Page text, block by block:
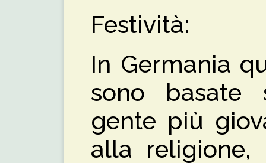
Festività:
In Germania
sono basate
gente più
alla religione,